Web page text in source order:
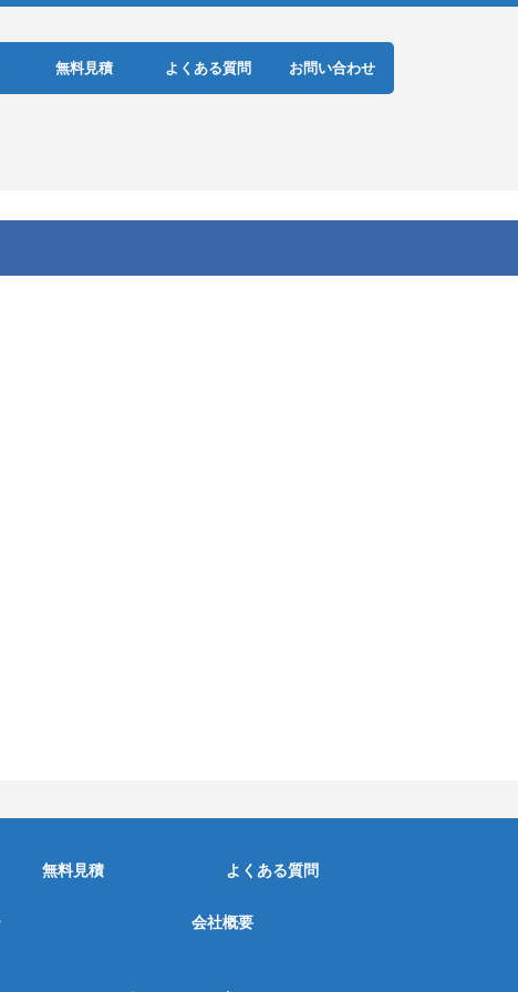
無料見積 よくある質問 お問い合わせ
無料見積 よくある質問
会社概要